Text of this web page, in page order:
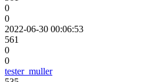
0
0
2022-06-30 00:06:53
561
0
0
tester_muller